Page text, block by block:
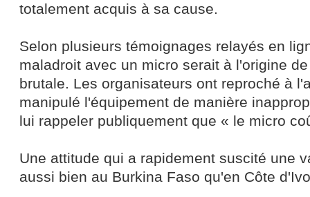
totalement acquis à sa cause.
Selon plusieurs témoignages relayés en
maladroit avec un micro serait à l'origine
brutale. Les organisateurs ont reproché à
manipulé l'équipement de manière
lui rappeler publiquement que « le micro
Une attitude qui a rapidement suscité une
aussi bien au Burkina Faso qu'en Côte